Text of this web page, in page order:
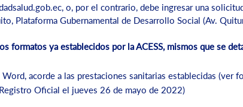
, o, por el contrario, debe ingresar una
Plataforma Gubernamental de Desarrollo Social (Av.
formatos ya establecidos por la ACESS, mismos que se
acorde a las prestaciones sanitarias establecidas (ver
Oficial el jueves 26 de mayo de 2022)